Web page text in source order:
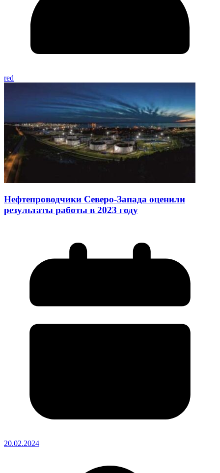
red
Нефтепроводчики Северо-Запада оценили
результаты работы в 2023 году
20.02.2024